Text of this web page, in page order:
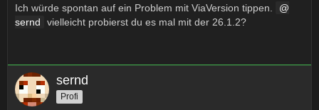
Ich würde spontan auf ein Problem mit ViaVersion tippen.
sernd
vielleicht probierst du es mal mit der 26.1.2?
sernd
Profi